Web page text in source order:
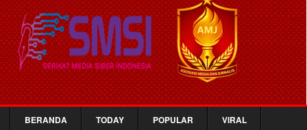
BERANDA TODAY POPULAR VIRAL